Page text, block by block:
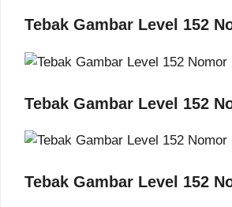
Tebak Gambar Level 152
Tebak Gambar Level 152
Tebak Gambar Level 152